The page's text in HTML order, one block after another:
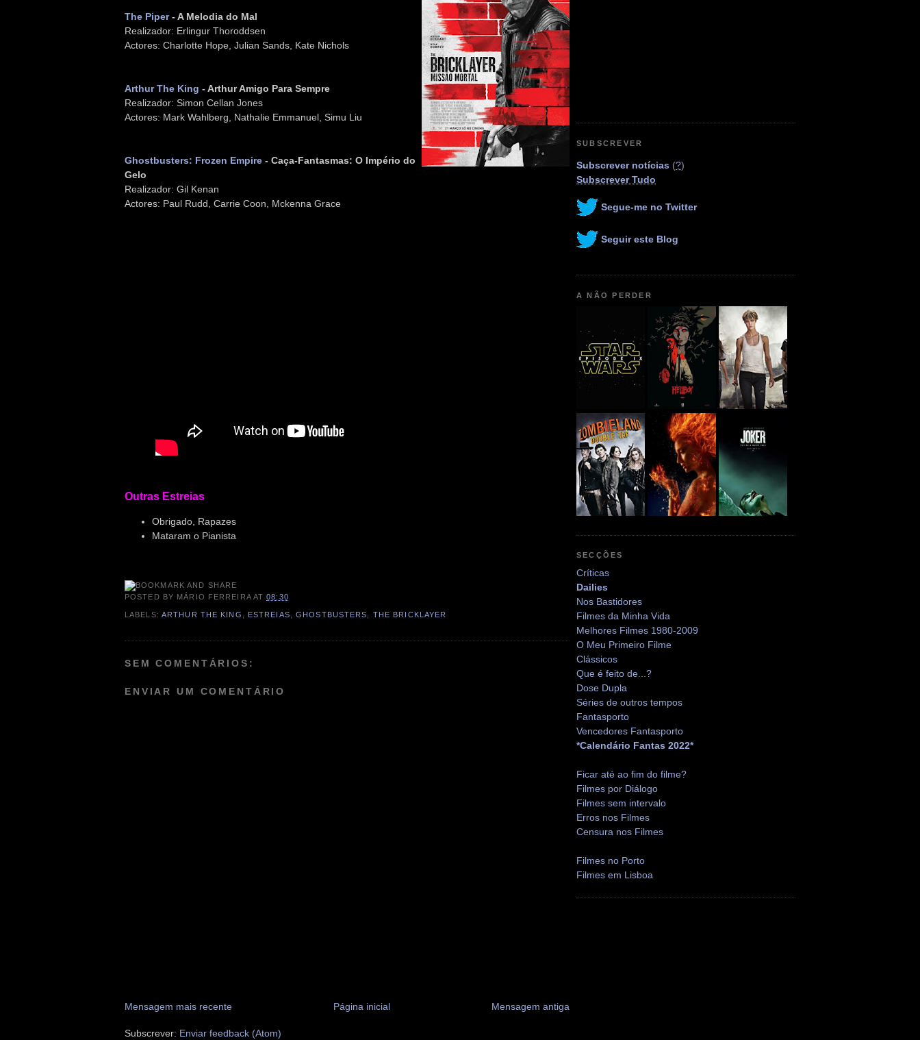
The Piper- A Melodia do Mal
Realizador: Erlingur Thoroddsen
Actores: Charlotte Hope, Julian Sands, Kate Nichols
Arthur The King - Arthur Amigo Para Sempre
Realizador: Simon Cellan Jones
Actores: Mark Wahlberg, Nathalie Emmanuel, Simu Liu
Ghostbusters: Frozen Empire - Caça-Fantasmas: O Império do
Gelo
Realizador: Gil Kenan
Actores: Paul Rudd, Carrie Coon, Mckenna Grace
Outras Estreias
Obrigado, Rapazes
Mataram o Pianista
POSTED BY MÁRIO FERREIRA AT08:30
LABELS: ARTHUR THE KING ESTREIAS ,GHOSTBUSTERS THE BRICKLAYER
SEM COMENTÁRIOS:
ENVIAR UM COMENTÁRIO
Mensagem mais recente Mensagem antiga
Página inicial
Subscrever: Enviar feedback (Atom)
SUBSCREVER
Subscrever notícias (?)
Subscrever Tudo
Segue-me no Twitter
Seguir este Blog
A NÃO PERDER
SECÇÕES
Críticas
Dailies
Nos Bastidores
Filmes da Minha Vida
Melhores Filmes 1980-2009
O Meu Primeiro Filme
Clássicos
Que é feito de...?
Dose Dupla
Séries de outros tempos
Fantasporto
Vencedores Fantasporto
*Calendário Fantas 2022*
Ficar até ao fim do filme?
Filmes por Diálogo
Filmes sem intervalo
Erros nos Filmes
Censura nos Filmes
Filmes no Porto
Filmes em Lisboa